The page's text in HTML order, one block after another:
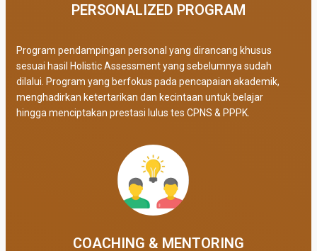
PERSONALIZED PROGRAM​
Program pendampingan personal yang dirancang khusus
sesuai hasil Holistic Assessment yang sebelumnya sudah
dilalui. Program yang berfokus pada pencapaian akademik,
menghadirkan ketertarikan dan kecintaan untuk belajar
hingga menciptakan prestasi lulus tes CPNS & PPPK.
COACHING & MENTORING